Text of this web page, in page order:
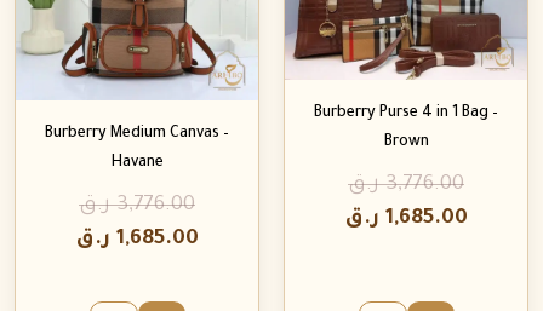
Burberry Purse 4 in 1 Bag –
Brown
3,776.00 ر.ق
1,685.00 ر.ق
Burberry Medium Canvas –
Havane
3,776.00 ر.ق
1,685.00 ر.ق